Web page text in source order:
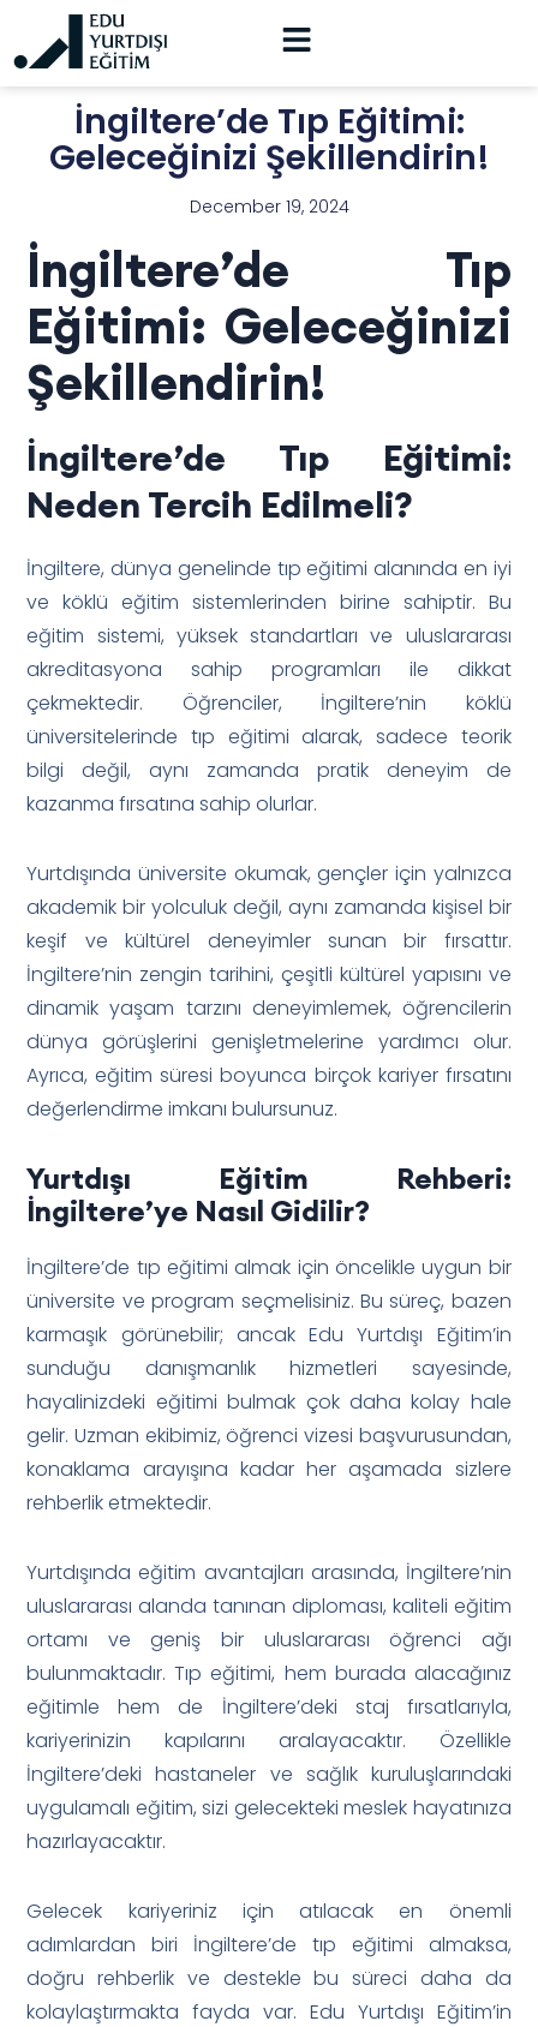
İngiltere’de Tıp Eğitimi:
Geleceğinizi Şekillendirin!
December 19, 2024
İngiltere’de Tıp
Eğitimi: Geleceğinizi
Şekillendirin!
İngiltere’de Tıp Eğitimi:
Neden Tercih Edilmeli?
İngiltere, dünya genelinde tıp eğitimi alanında en iyi
ve köklü eğitim sistemlerinden birine sahiptir. Bu
eğitim sistemi, yüksek standartları ve uluslararası
akreditasyona sahip programları ile dikkat
çekmektedir. Öğrenciler, İngiltere’nin köklü
üniversitelerinde tıp eğitimi alarak, sadece teorik
bilgi değil, aynı zamanda pratik deneyim de
kazanma fırsatına sahip olurlar.
Yurtdışında üniversite okumak, gençler için yalnızca
akademik bir yolculuk değil, aynı zamanda kişisel bir
keşif ve kültürel deneyimler sunan bir fırsattır.
İngiltere’nin zengin tarihini, çeşitli kültürel yapısını ve
dinamik yaşam tarzını deneyimlemek, öğrencilerin
dünya görüşlerini genişletmelerine yardımcı olur.
Ayrıca, eğitim süresi boyunca birçok kariyer fırsatını
değerlendirme imkanı bulursunuz.
Yurtdışı Eğitim Rehberi:
İngiltere’ye Nasıl Gidilir?
İngiltere’de tıp eğitimi almak için öncelikle uygun bir
üniversite ve program seçmelisiniz. Bu süreç, bazen
karmaşık görünebilir; ancak Edu Yurtdışı Eğitim’in
sunduğu danışmanlık hizmetleri sayesinde,
hayalinizdeki eğitimi bulmak çok daha kolay hale
gelir. Uzman ekibimiz, öğrenci vizesi başvurusundan,
konaklama arayışına kadar her aşamada sizlere
rehberlik etmektedir.
Yurtdışında eğitim avantajları arasında, İngiltere’nin
uluslararası alanda tanınan diploması, kaliteli eğitim
ortamı ve geniş bir uluslararası öğrenci ağı
bulunmaktadır. Tıp eğitimi, hem burada alacağınız
eğitimle hem de İngiltere’deki staj fırsatlarıyla,
kariyerinizin kapılarını aralayacaktır. Özellikle
İngiltere’deki hastaneler ve sağlık kuruluşlarındaki
uygulamalı eğitim, sizi gelecekteki meslek hayatınıza
hazırlayacaktır.
Gelecek kariyeriniz için atılacak en önemli
adımlardan biri İngiltere’de tıp eğitimi almaksa,
doğru rehberlik ve destekle bu süreci daha da
kolaylaştırmakta fayda var. Edu Yurtdışı Eğitim’in